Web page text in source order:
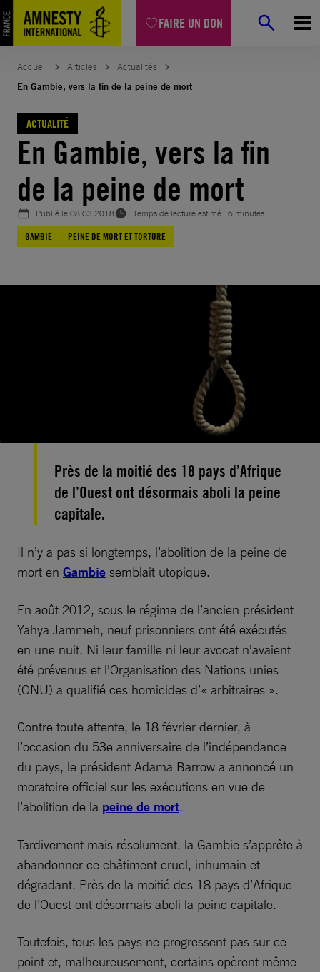
FAIRE UN DON
Aller
au
contenu
Accueil Articles
Actualités
En Gambie, vers la fin de la peine de mort
ACTUALITÉ
En Gambie, vers la fin
de la peine de mort
Publié le08.03.2018
Temps de lecture estimé : 6 minutes
GAMBIE
PEINE DE MORT ET TORTURE
Près de la moitié des 18 pays d’Afrique
de l’Ouest ont désormais aboli la peine
capitale.
Il n’y a pas si longtemps, l’abolition de la peine de
mort en Gambie semblait utopique.
En août 2012, sous le régime de l’ancien président
Yahya Jammeh, neuf prisonniers ont été exécutés
en une nuit. Ni leur famille ni leur avocat n’avaient
été prévenus et l’Organisation des Nations unies
(ONU) a qualifié ces homicides d’« arbitraires ».
Contre toute attente, le 18 février dernier, à
l’occasion du 53e anniversaire de l’indépendance
du pays, le président Adama Barrow a annoncé un
moratoire officiel sur les exécutions en vue de
l’abolition de la peine de mort.
Tardivement mais résolument, la Gambie s’apprête à
abandonner ce châtiment cruel, inhumain et
dégradant. Près de la moitié des 18 pays d’Afrique
de l’Ouest ont désormais aboli la peine capitale.
Toutefois, tous les pays ne progressent pas sur ce
point et, malheureusement, certains opèrent même